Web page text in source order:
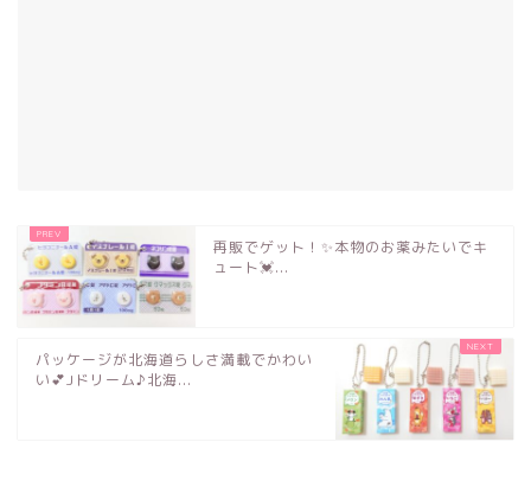
再販でゲット！✨本物のお薬みたいでキ
ュート💓...
パッケージが北海道らしさ満載でかわい
い💕Jドリーム♪北海...